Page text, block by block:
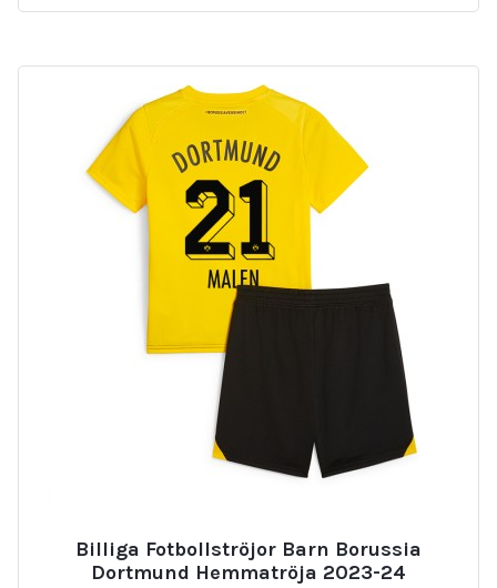
Billiga Fotbollströjor Barn Borussia
Dortmund Hemmatröja 2023-24